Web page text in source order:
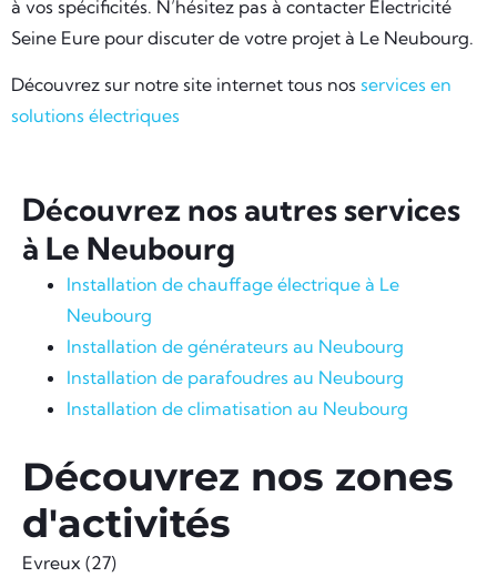
à vos spécificités. N’hésitez pas à contacter Electricité
Seine Eure pour discuter de votre projet à Le Neubourg.
Découvrez sur notre site internet tous nos services en
solutions électriques
Découvrez nos autres services
à Le Neubourg
Installation de chauffage électrique à Le
Neubourg
Installation de générateurs au Neubourg
Installation de parafoudres au Neubourg
Installation de climatisation au Neubourg
Découvrez nos zones
d'activités
Evreux (27)